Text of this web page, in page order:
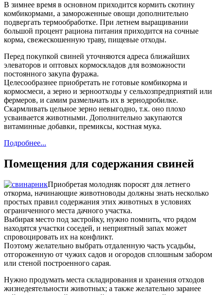
В зимнее время в основном приходится кормить скотину
комбикормами, а замороженные овощи дополнительно
подвергать термообработке. При летнем выращивании
большой процент рациона питания приходится на сочные
корма, свежескошенную траву, пищевые отходы.
Перед покупкой свиней уточняются адреса ближайших
элеваторов и оптовых кормоскладов для возможности
постоянного закупа фуража.
Целесообразнее приобретать не готовые комбикорма и
кормосмеси, а зерно и зерноотходы у сельхозпредприятий или
фермеров, и самим размельчать их в зернодробилке.
Скармливать цельное зерно невыгодно, т.к. оно плохо
усваивается животными. Дополнительно закупаются
витаминные добавки, премиксы, костная мука.
Подробнее...
Помещения для содержания свиней
Приобретая молодняк поросят для летнего
откорма, начинающие животноводы должны знать несколько
простых правил содержания этих животных в условиях
ограниченного места дачного участка.
Выбирая место под застройку, нужно помнить, что рядом
находятся участки соседей, и неприятный запах может
спровоцировать их на конфликт.
Поэтому желательно выбрать отдаленную часть усадьбы,
отгороженную от чужих садов и огородов сплошным забором
или стеной построенного сарая.
Нужно продумать места складирования и хранения отходов
жизнедеятельности животных; а также желательно заранее